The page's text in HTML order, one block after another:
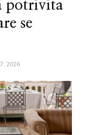
potrivita
se
2026